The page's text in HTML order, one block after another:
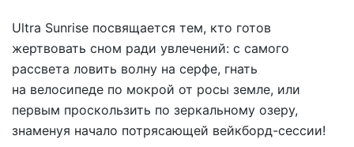
Ultra Sunrise посвящается тем, кто готов
жертвовать сном ради увлечений: с самого
рассвета ловить волну на серфе, гнать
на велосипеде по мокрой от росы земле, или
первым проскользить по зеркальному озеру,
знаменуя начало потрясающей вейкборд-сессии!